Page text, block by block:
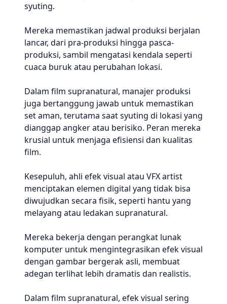
syuting.
Mereka memastikan jadwal produksi berjalan
lancar, dari pra-produksi hingga pasca-
produksi, sambil mengatasi kendala seperti
cuaca buruk atau perubahan lokasi.
Dalam film supranatural, manajer produksi
juga bertanggung jawab untuk memastikan
set aman, terutama saat syuting di lokasi yang
dianggap angker atau berisiko. Peran mereka
krusial untuk menjaga efisiensi dan kualitas
film.
Kesepuluh, ahli efek visual atau VFX artist
menciptakan elemen digital yang tidak bisa
diwujudkan secara fisik, seperti hantu yang
melayang atau ledakan supranatural.
Mereka bekerja dengan perangkat lunak
komputer untuk mengintegrasikan efek visual
dengan gambar bergerak asli, membuat
adegan terlihat lebih dramatis dan realistis.
Dalam film supranatural, efek visual sering